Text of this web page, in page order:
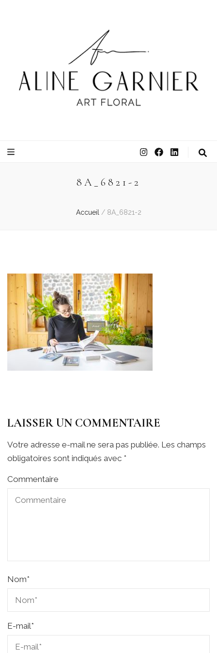
8A_6821-2
Accueil / 8A_6821-2
LAISSER UN COMMENTAIRE
Votre adresse e-mail ne sera pas publiée. Les champs
obligatoires sont indiqués avec *
Commentaire
Nom*
E-mail*